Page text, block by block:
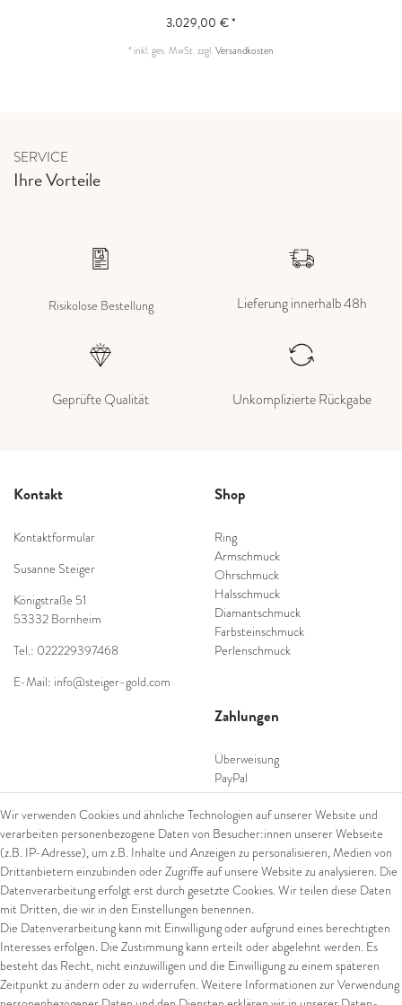
3.029,00 € *
* inkl. ges. MwSt.zzgl.Versandkosten
SERVICE
Ihre Vorteile
Risikolose Bestellung Lieferung innerhalb 48h
Geprüfte Qualität Unkomplizierte Rückgabe
Kontakt
Kontaktformular
Susanne Steiger
Königstraße 51
53332 Bornheim
Tel.: 022229397468
E-Mail: info@steiger-gold.com
Shop
Ring
Armschmuck
Ohrschmuck
Halsschmuck
Diamantschmuck
Farbsteinschmuck
Perlenschmuck
Zahlungen
Überweisung
PayPal
SEPA Lastschrift
giropay
Kreditkarte
Versand
UPS
FedEx
Wir verwenden Cookies und ähnliche Technologien auf unserer Website und
verarbeiten personenbezogene Daten von Besucher:innen unserer Webseite
(z.B. IP-Adresse), um z.B. Inhalte und Anzeigen zu personalisieren, Medien von
Drittanbietern einzubinden oder Zugriffe auf unsere Website zu analysieren. Die
Datenverarbeitung erfolgt erst durch gesetzte Cookies. Wir teilen diese Daten
mit Dritten, die wir in den Einstellungen benennen.
Die Datenverarbeitung kann mit Einwilligung oder aufgrund eines berechtigten
Interesses erfolgen. Die Zustimmung kann erteilt oder abgelehnt werden. Es
besteht das Recht, nicht einzuwilligen und die Einwilligung zu einem späteren
Zeitpunkt zu ändern oder zu widerrufen. Weitere Informationen zur Verwendung